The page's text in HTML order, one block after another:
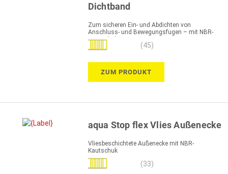
Dichtband
Zum sicheren Ein- und Abdichten von
Anschluss- und Bewegungsfugen – mit NBR-
Kautschuk
Bewertung: (45)
ZUM PRODUKT
aqua Stop flex Vlies Außenecke
Vliesbeschichtete Außenecke mit NBR-
Kautschuk
Bewertung:
(33)